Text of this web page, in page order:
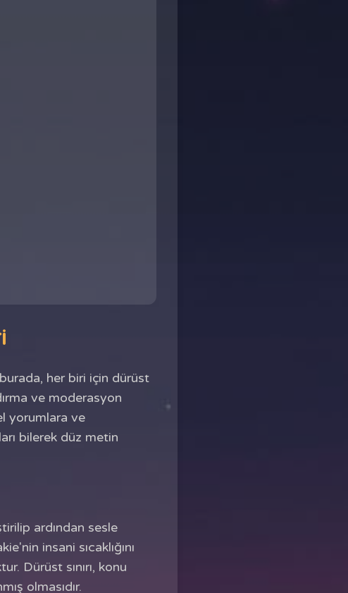
her biri için dürüst
ve moderasyon
yorumlara ve
bilerek düz metin
ardından sesle
insani sıcaklığını
Dürüst sınırı, konu
olmasıdır.